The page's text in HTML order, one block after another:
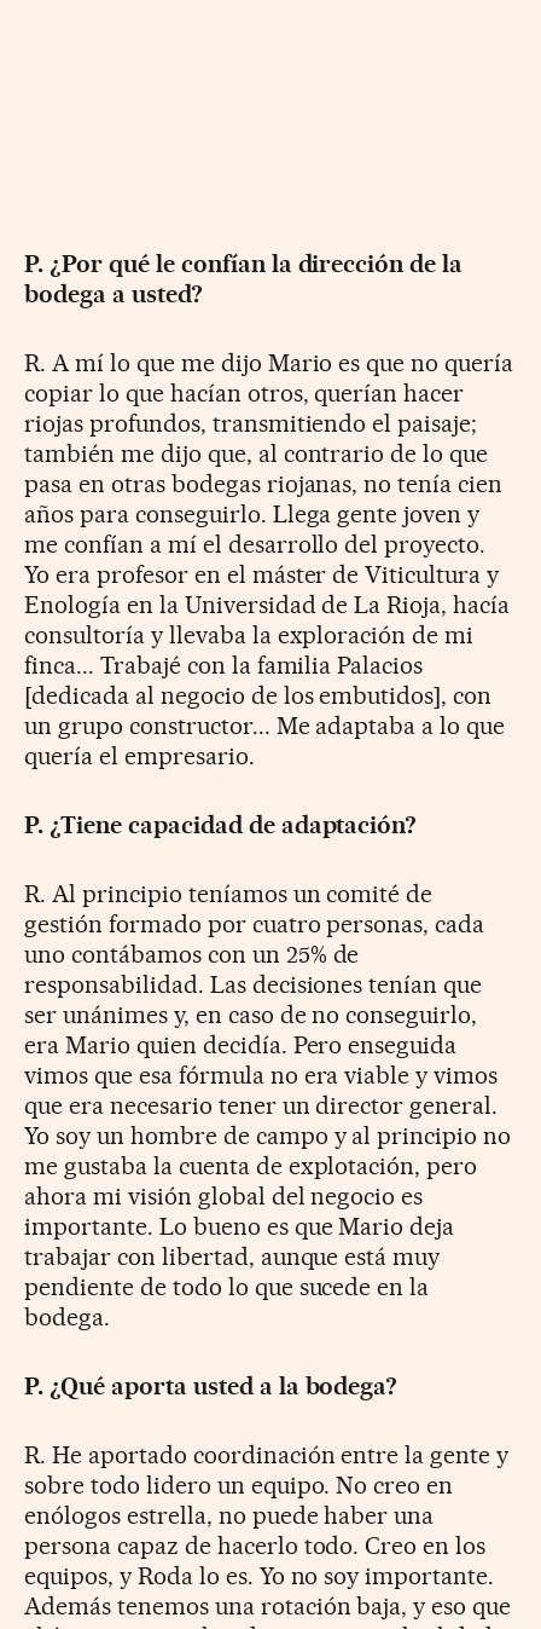
P. ¿Por qué le confían la dirección de la
bodega a usted?
R. A mí lo que me dijo Mario es que no quería
copiar lo que hacían otros, querían hacer
riojas profundos, transmitiendo el paisaje;
también me dijo que, al contrario de lo que
pasa en otras bodegas riojanas, no tenía cien
años para conseguirlo. Llega gente joven y
me confían a mí el desarrollo del proyecto.
Yo era profesor en el máster de Viticultura y
Enología en la Universidad de La Rioja, hacía
consultoría y llevaba la exploración de mi
finca... Trabajé con la familia Palacios
[dedicada al negocio de los embutidos], con
un grupo constructor... Me adaptaba a lo que
quería el empresario.
P. ¿Tiene capacidad de adaptación?
R. Al principio teníamos un comité de
gestión formado por cuatro personas, cada
uno contábamos con un 25% de
responsabilidad. Las decisiones tenían que
ser unánimes y, en caso de no conseguirlo,
era Mario quien decidía. Pero enseguida
vimos que esa fórmula no era viable y vimos
que era necesario tener un director general.
Yo soy un hombre de campo y al principio no
me gustaba la cuenta de explotación, pero
ahora mi visión global del negocio es
importante. Lo bueno es que Mario deja
trabajar con libertad, aunque está muy
pendiente de todo lo que sucede en la
bodega.
P. ¿Qué aporta usted a la bodega?
R. He aportado coordinación entre la gente y
sobre todo lidero un equipo. No creo en
enólogos estrella, no puede haber una
persona capaz de hacerlo todo. Creo en los
equipos, y Roda lo es. Yo no soy importante.
Además tenemos una rotación baja, y eso que